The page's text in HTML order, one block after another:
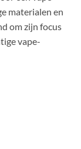
materialen en
om zijn focus
vape-